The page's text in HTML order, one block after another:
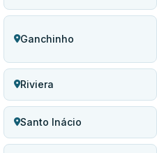
Ganchinho
Riviera
Santo Inácio